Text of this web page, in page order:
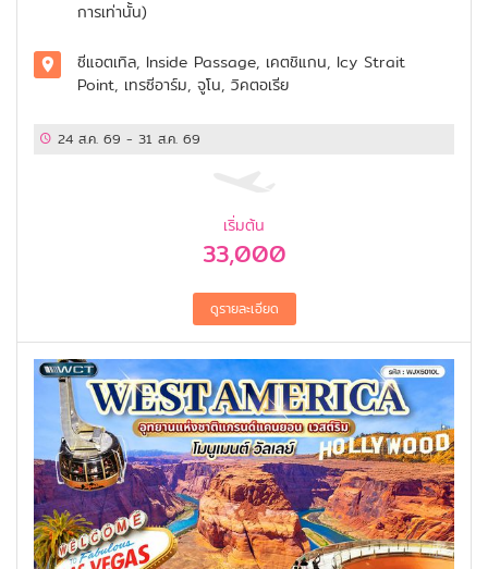
การเท่านั้น)
ซีแอตเทิล, Inside Passage, เคตชิแกน, Icy Strait
Point, เทรซีอาร์ม, จูโน, วิคตอเรีย
24 ส.ค. 69 - 31 ส.ค. 69
เริ่มต้น
33,000